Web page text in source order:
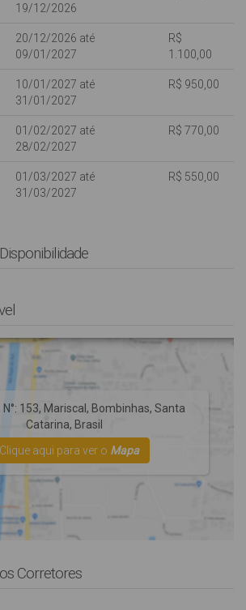
(automática),
como cortesia, NÃO ESTANDO
DIÁRIA),
estimação de pequeno porte.
do imóvel, não dispomos de camas extras;
nas sacadas e varandas.
19/12/2026
20/12/2026 até
09/01/2027
R$
1.100,00
10/01/2027 até
31/01/2027
R$ 950,00
01/02/2027 até
28/02/2027
R$ 770,00
01/03/2027 até
31/03/2027
R$ 550,00
N°: 153, Mariscal , Bombinhas, Santa
Catarina, Brasil
aqui para ver o Mapa
Corretores